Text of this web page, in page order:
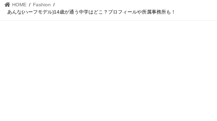
HOME
Fashion
あんな(ハーフモデル)14歳が通う中学はどこ？プロフィールや所属事務所も！